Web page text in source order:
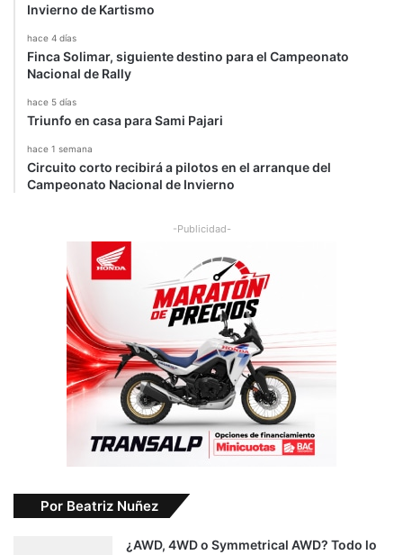
Invierno de Kartismo
hace 4 días
Finca Solimar, siguiente destino para el Campeonato
Nacional de Rally
hace 5 días
Triunfo en casa para Sami Pajari
hace 1 semana
Circuito corto recibirá a pilotos en el arranque del
Campeonato Nacional de Invierno
-Publicidad-
Por Beatriz Nuñez
¿AWD, 4WD o Symmetrical AWD? Todo lo